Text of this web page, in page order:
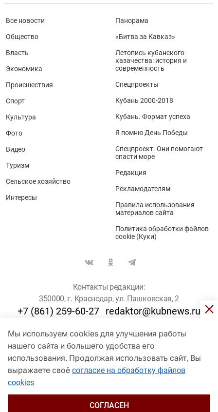
Мы используем cookies для улучшения работы
нашего сайта и большего удобства его
использования. Продолжая использовать сайт, Вы
выражаете своё согласие на обработку файлов
cookies
СОГЛАСЕН
Все новости
Общество
Власть
Экономика
Происшествия
Спорт
Культура
Фото
Видео
Туризм
Сельское хозяйство
Интересы
Панорама
«Битва за Кавказ»
Летопись кубанского
казачества: история и
современность
Спецпроекты
Кубань 2000-2018
Кубань. Формат успеха
Я помню День Победы
Спецпроект. Они помогают
спасти море
Редакция
Рекламодателям
Правила использования
материалов сайта
Политика обработки файлов
cookie (Куки)
Контакты редакции:
350000, г. Краснодар, ул. Пашковская, 2
+7 (861) 259-60-27 redaktor@kubnews.ru
Для пользователей старше 16 лет
© Кубанские Новости, 2017
Сетевое издание «kubnews» зарегистрировано Федеральной
службой по надзору в сфере связи, информационных технологий
и массовых коммуникаций (Роскомнадзор). Регистрационный
Пашковская, 2). Главный редактор – Филиппов О. Ю.